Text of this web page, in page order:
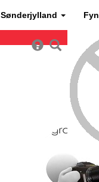
Sønderjylland Fyn